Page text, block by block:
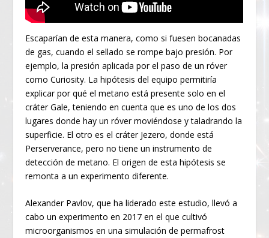
Escaparían de esta manera, como si fuesen bocanadas
de gas, cuando el sellado se rompe bajo presión. Por
ejemplo, la presión aplicada por el paso de un róver
como Curiosity. La hipótesis del equipo permitiría
explicar por qué el metano está presente solo en el
cráter Gale, teniendo en cuenta que es uno de los dos
lugares donde hay un róver moviéndose y taladrando la
superficie. El otro es el cráter Jezero, donde está
Perserverance, pero no tiene un instrumento de
detección de metano. El origen de esta hipótesis se
remonta a un experimento diferente.
Alexander Pavlov, que ha liderado este estudio, llevó a
cabo un experimento en 2017 en el que cultivó
microorganismos en una simulación de permafrost